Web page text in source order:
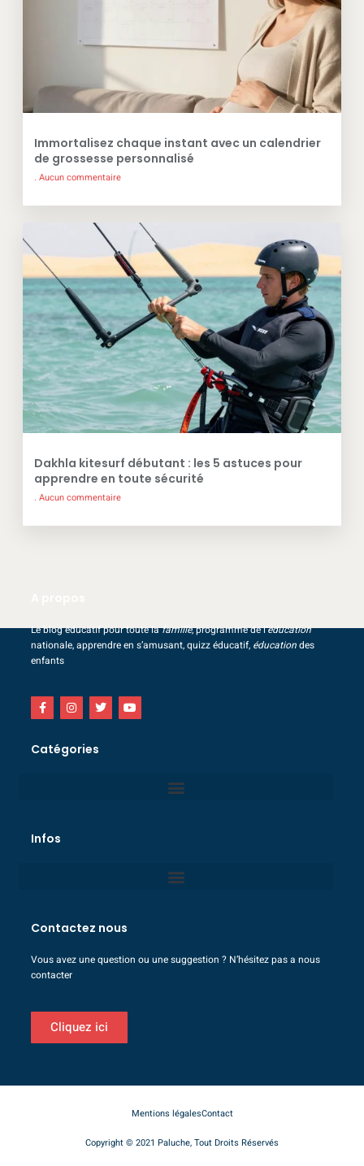
Immortalisez chaque instant avec un calendrier
de grossesse personnalisé
Aucun commentaire
Dakhla kitesurf débutant : les 5 astuces pour
apprendre en toute sécurité
Aucun commentaire
Le blog éducatif pour toute lafamille, programme de l’éducation
nationale, apprendre en s’amusant, quizz éducatif, éducationdes
enfants
Catégories
Infos
Contactez nous
Vous avez une question ou une suggestion ? N’hésitez pas a nous
contacter
Cliquez ici
Mentions légalesContact
Copyright © 2021 Paluche, Tout Droits Réservés